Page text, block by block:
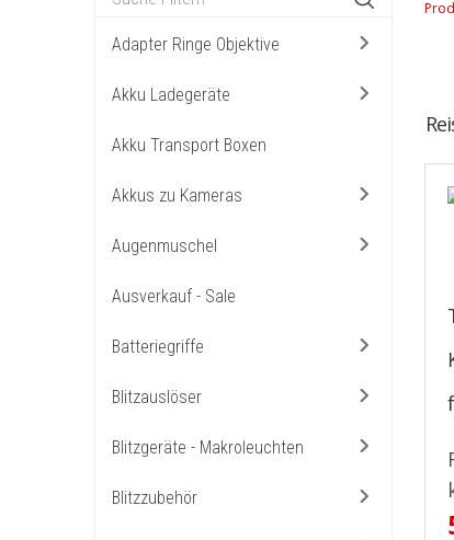
Adapter Ringe Objektive
Akku Ladegeräte
Akku Transport Boxen
Akkus zu Kameras
Augenmuschel
Ausverkauf - Sale
Batteriegriffe
Blitzauslöser
Blitzgeräte - Makroleuchten
Blitzzubehör